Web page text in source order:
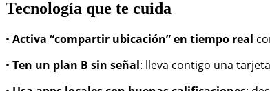
Tecnología que te cuida
• Activa “compartir ubicación” en tiempo real
• Ten un plan B sin señal: lleva contigo una